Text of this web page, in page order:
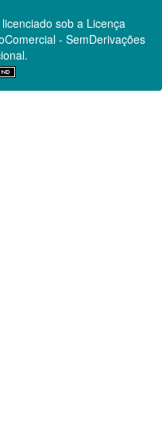
sob a Licença
- SemDerivações